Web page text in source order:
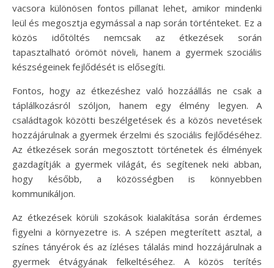
vacsora különösen fontos pillanat lehet, amikor mindenki
leül és megosztja egymással a nap során történteket. Ez a
közös időtöltés nemcsak az étkezések során
tapasztalható örömöt növeli, hanem a gyermek szociális
készségeinek fejlődését is elősegíti.
Fontos, hogy az étkezéshez való hozzáállás ne csak a
táplálkozásról szóljon, hanem egy élmény legyen. A
családtagok közötti beszélgetések és a közös nevetések
hozzájárulnak a gyermek érzelmi és szociális fejlődéséhez.
Az étkezések során megosztott történetek és élmények
gazdagítják a gyermek világát, és segítenek neki abban,
hogy később, a közösségben is könnyebben
kommunikáljon.
Az étkezések körüli szokások kialakítása során érdemes
figyelni a környezetre is. A szépen megterített asztal, a
színes tányérok és az ízléses tálalás mind hozzájárulnak a
gyermek étvágyának felkeltéséhez. A közös terítés